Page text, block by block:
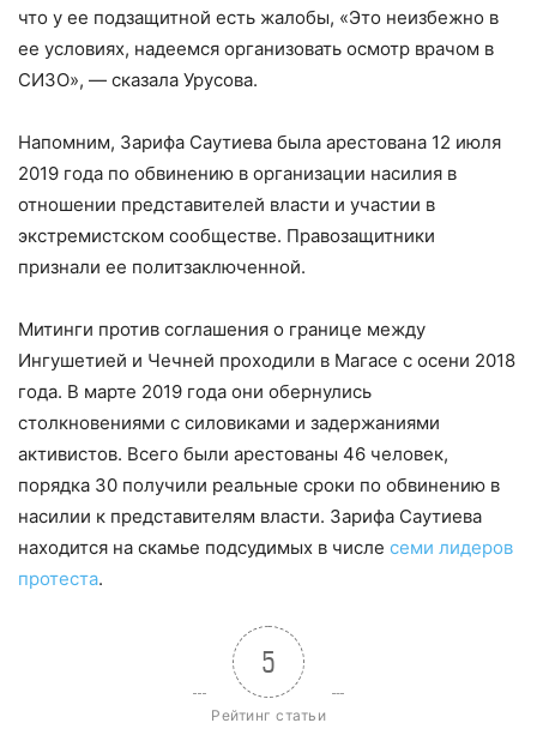
что у ее подзащитной есть жалобы, «Это неизбежно в
ее условиях, надеемся организовать осмотр врачом в
СИЗО», — сказала Урусова.
Напомним, Зарифа Саутиева была арестована 12 июля
2019 года по обвинению в организации насилия в
отношении представителей власти и участии в
экстремистском сообществе. Правозащитники
признали ее политзаключенной.
Митинги против соглашения о границе между
Ингушетией и Чечней проходили в Магасе с осени 2018
года. В марте 2019 года они обернулись
столкновениями с силовиками и задержаниями
активистов. Всего были арестованы 46 человек,
порядка 30 получили реальные сроки по обвинению в
насилии к представителям власти. Зарифа Саутиева
находится на скамье подсудимых в числе семи лидеров
протеста.
5
Рейтинг статьи